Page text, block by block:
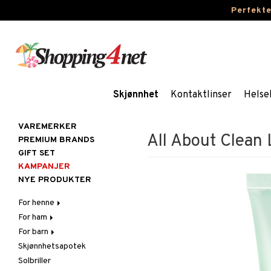
Skjønnhet Kontaktlinser
All About Clean
VAREMERKER
PREMIUM BRANDS
GIFT SET
KAMPANJER
NYE PRODUKTER
For henne
Hår
Accessoarer
Balsam
Børster / Kammer
Hudpleie
Ansiktscremer
Fet hud
Ansiktspleie
Kosmetikk
Gift Set
Kroppspleie
For ham
Hår
Balsam
Elektroniske produkter
Hudpleie
Ansiktscremer
Kroppspleie
For barn
Badeprodukter
Toalettvesker
Skjønnhetsapotek
Solbriller